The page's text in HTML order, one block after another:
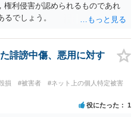
権利侵害が認められるものであれ
でしょう。
誹謗中傷、悪用に対す
損 #被害者
#ネット上の個人特定被害
役にたった 1